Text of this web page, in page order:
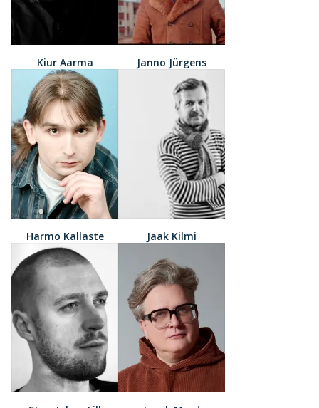
Kiur Aarma Janno Jürgens
Harmo Kallaste Jaak Kilmi